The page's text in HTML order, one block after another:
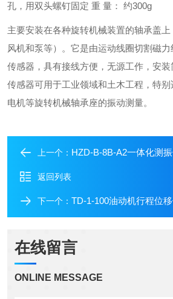
孔，用双头螺钉固定 重 量： 约300g
主要安装在各种旋转机械装置的轴承盖上
风机和泵等）。它是由运动线圈切割磁
传感器，具有接线方便，无源工作，安装
传感器可用于工业领域和土木工程，特别
电机等旋转机械轴承座的振动测量。
上一个： HZD-B-8B-A2一体化测
返回列表
下一个： TD-1-100油动机行程位
在线留言
ONLINE MESSAGE